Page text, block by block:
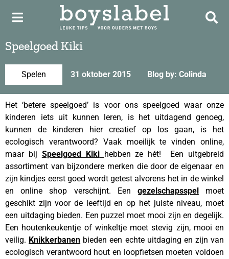
Speelgoed Kiki
Spelen 31 oktober 2015 Blog by: Colinda
Het ‘betere speelgoed’ is voor ons speelgoed waar onze
kinderen iets uit kunnen leren, is het uitdagend genoeg,
kunnen de kinderen hier creatief op los gaan, is het
ecologisch verantwoord? Vaak moeilijk te vinden online,
maar bij Speelgoed Kiki hebben ze hét! Een uitgebreid
assortiment van bijzondere merken die door de eigenaar en
zijn kindjes eerst goed wordt getest alvorens het in de winkel
en online shop verschijnt. Een gezelschapsspelmoet
geschikt zijn voor de leeftijd en op het juiste niveau, moet
een uitdaging bieden. Een puzzel moet mooi zijn en degelijk.
Een houtenkeukentje of winkeltje moet stevig zijn, mooi en
veilig. Knikkerbanen bieden een echte uitdaging en zijn van
ecologisch verantwoord hout en loopfietsen moeten voldoen